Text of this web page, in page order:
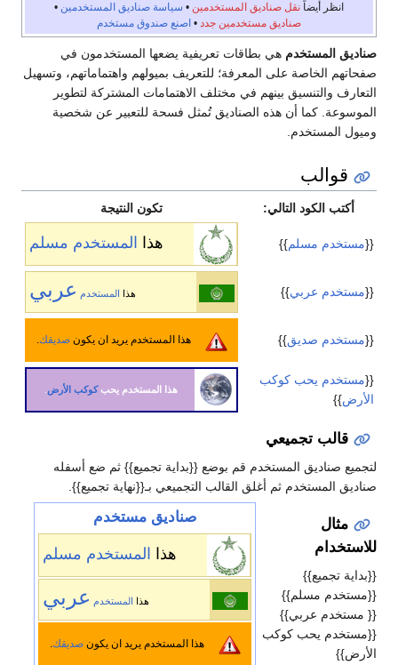
انظر أيضاً نقل صناديق المستخدمين • سياسة صناديق المستخدمين •
صناديق مستخدمين جدد • اصنع صندوق مستخدم
صناديق المستخدم هي بطاقات تعريفية يضعها المستخدمون في
صفحاتهم الخاصة على المعرفة؛ للتعريف بميولهم واهتماماتهم، وتسهيل
التعارف والتنسيق بينهم في مختلف الاهتمامات المشتركة لتطوير
الموسوعة. كما أن هذه الصناديق تُمثل فسحة للتعبير عن شخصية
وميول المستخدم.
قوالب
أكتب الكود التالي: تكون النتيجة
{{مستخدم مسلم}} هذا المستخدم مسلم
{{مستخدم عربي}} هذا المستخدم عربي
{{مستخدم صديق}} هذا المستخدم يريد ان يكونصديقك.
{{مستخدم يحب كوكب
الأرض}}
هذا المستخدم يحبكوكب الأرض
قالب تجميعي
لتجميع صناديق المستخدم قم بوضع {{بداية تجميع}} ثم ضع أسفله
صناديق المستخدم ثم أغلق القالب التجميعي بـ{{نهاية تجميع}}.
صناديق مستخدم
هذا المستخدم مسلم
هذا المستخدم عربي
هذا المستخدم يريد ان يكونصديقك
مثال
للاستخدام
{{بداية تجميع}}
{{مستخدم مسلم}}
{{ مستخدم عربي}}
{{مستخدم يحب كوكب
الأرض}}